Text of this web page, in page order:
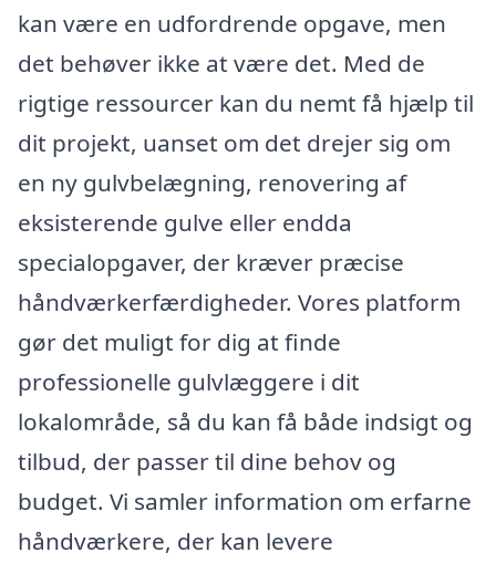
kan være en udfordrende opgave, men
det behøver ikke at være det. Med de
rigtige ressourcer kan du nemt få hjælp til
dit projekt, uanset om det drejer sig om
en ny gulvbelægning, renovering af
eksisterende gulve eller endda
specialopgaver, der kræver præcise
håndværkerfærdigheder. Vores platform
gør det muligt for dig at finde
professionelle gulvlæggere i dit
lokalområde, så du kan få både indsigt og
tilbud, der passer til dine behov og
budget. Vi samler information om erfarne
håndværkere, der kan levere